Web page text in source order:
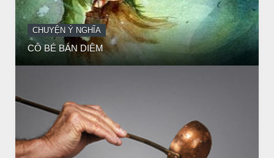
CHUYỆN Ý NGHĨA
ĐÊM NOEL ĐẸP NHẤT TRONG ĐỜI